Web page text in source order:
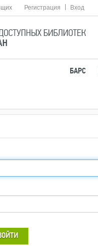
Вход
Регистрация
БАРС